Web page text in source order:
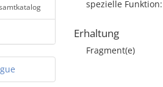
spezielle
Erhaltung
Fragment(e)